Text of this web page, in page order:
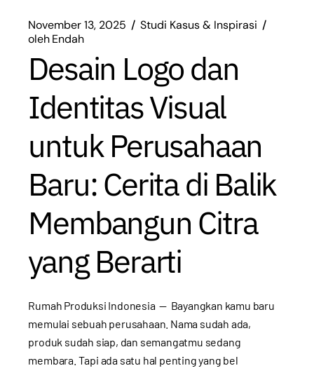
November 13, 2025
Studi Kasus & Inspirasi
olehEndah
Desain Logo dan
Identitas Visual
untuk Perusahaan
Baru: Cerita di Balik
Membangun Citra
yang Berarti
Rumah Produksi Indonesia — Bayangkan kamu baru
memulai sebuah perusahaan. Nama sudah ada,
produk sudah siap, dan semangatmu sedang
membara. Tapi ada satu hal penting yang bel